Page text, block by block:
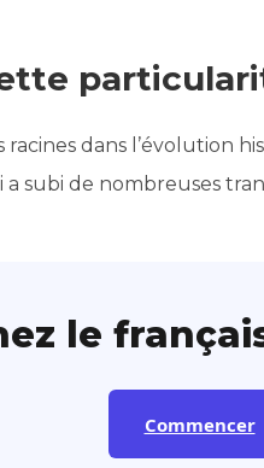
dans l’évolution
a subi de nombreuses
le
Commencer